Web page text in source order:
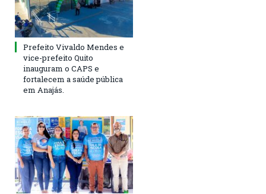
Prefeito Vivaldo Mendes e
vice-prefeito Quito
inauguram o CAPS e
fortalecem a saúde pública
em Anajás.